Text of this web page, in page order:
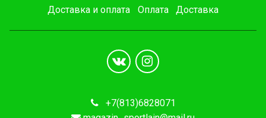
Доставка и оплата
Оплата Доставка
+7(813)6828071